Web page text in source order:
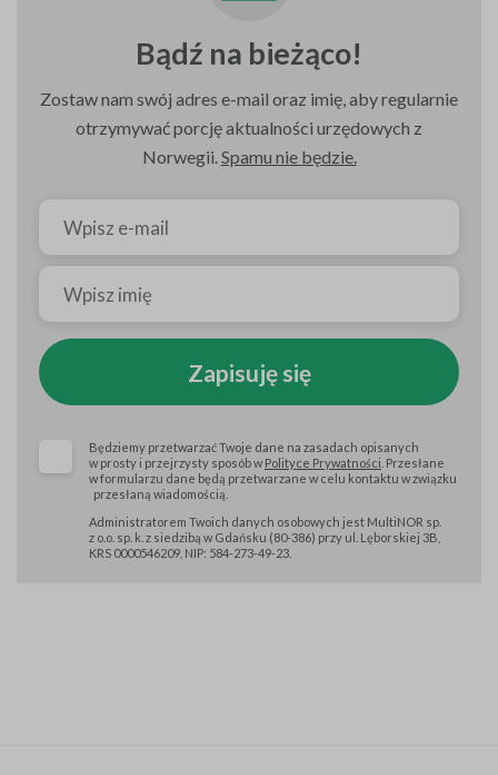
Bądź na bieżąco!
Zostaw nam swój adres e-mail oraz imię, aby regularnie
otrzymywać porcję aktualności urzędowych z
Norwegii.Spamu nie będzie.
Zapisuję się
Będziemy przetwarzać Twoje dane na zasadach opisanych
w prosty i przejrzysty sposób wPolityce Prywatności . Przesłane
w formularzu dane będą przetwarzane w celu kontaktu w związku
przesłaną wiadomością.
Administratorem Twoich danych osobowych jest MultiNOR sp.
z o.o. sp. k. z siedzibą w Gdańsku (80-386) przy ul. Lęborskiej 3B,
KRS 0000546209, NIP: 584-273-49-23.